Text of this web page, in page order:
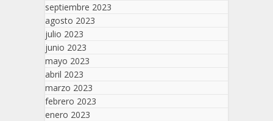
septiembre 2023
agosto 2023
julio 2023
junio 2023
mayo 2023
abril 2023
marzo 2023
febrero 2023
enero 2023